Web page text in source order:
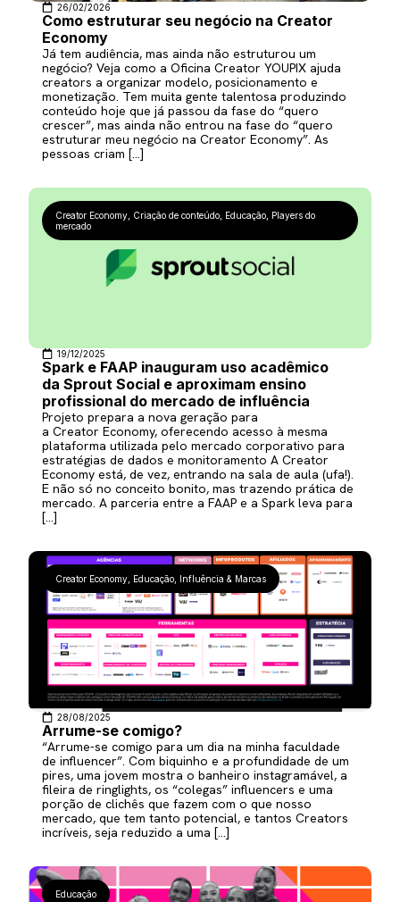
26/02/2026
Como estruturar seu negócio na Creator
Economy
Já tem audiência, mas ainda não estruturou um
negócio? Veja como a Oficina Creator YOUPIX ajuda
creators a organizar modelo, posicionamento e
monetização. Tem muita gente talentosa produzindo
conteúdo hoje que já passou da fase do “quero
crescer”, mas ainda não entrou na fase do “quero
estruturar meu negócio na Creator Economy”. As
pessoas criam […]
Creator Economy Criação de conteúdo Educação Players do
mercado
19/12/2025
Spark e FAAP inauguram uso acadêmico
da Sprout Social e aproximam ensino
profissional do mercado de influência
Projeto prepara a nova geração para
a Creator Economy, oferecendo acesso à mesma
plataforma utilizada pelo mercado corporativo para
estratégias de dados e monitoramento A Creator
Economy está, de vez, entrando na sala de aula (ufa!).
E não só no conceito bonito, mas trazendo prática de
mercado. A parceria entre a FAAP e a Spark leva para
[…]
Creator Economy Educação Influência & Marcas
28/08/2025
Arrume-se comigo?
“Arrume-se comigo para um dia na minha faculdade
de influencer”. Com biquinho e a profundidade de um
pires, uma jovem mostra o banheiro instagramável, a
fileira de ringlights, os “colegas” influencers e uma
porção de clichês que fazem com o que nosso
mercado, que tem tanto potencial, e tantos Creators
incríveis, seja reduzido a uma […]
Educação